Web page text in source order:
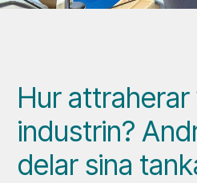
Hur attraherar
industrin?
delar sina